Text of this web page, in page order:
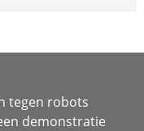
tegen robots
demonstratie